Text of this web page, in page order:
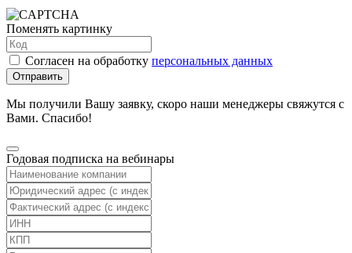
Поменять картинку
Согласен на обработку персональных данных
Отправить
Мы получили Вашу заявку, скоро наши менеджеры свяжутся с
Вами. Спасибо!
Годовая подписка на вебинары